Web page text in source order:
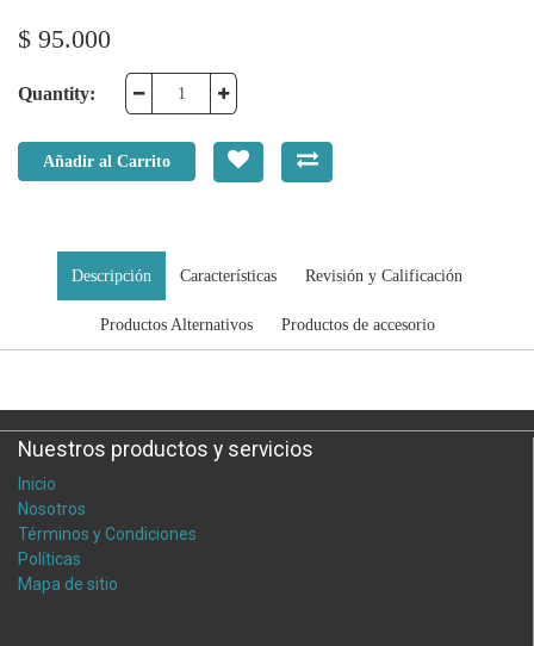
$ 95.000
Quantity:
Añadir al Carrito
Descripción Características Revisión y Calificación
Productos Alternativos Productos de accesorio
Nuestros productos y servicios
Inicio
Nosotros
Términos y Condiciones
Políticas
Mapa de sitio